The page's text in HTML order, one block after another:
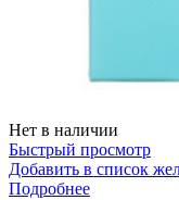
Нет в наличии
Быстрый просмотр
Добавить в список
Подробнее